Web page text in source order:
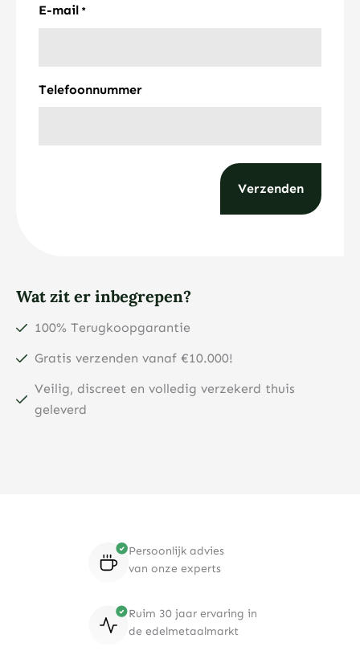
E-mail *
Telefoonnummer
Wat zit er inbegrepen?
100% Terugkoopgarantie
Gratis verzenden vanaf €10.000!
Veilig, discreet en volledig verzekerd thuis
geleverd
Persoonlijk advies
van onze experts
Ruim 30 jaar ervaring in
de edelmetaalmarkt